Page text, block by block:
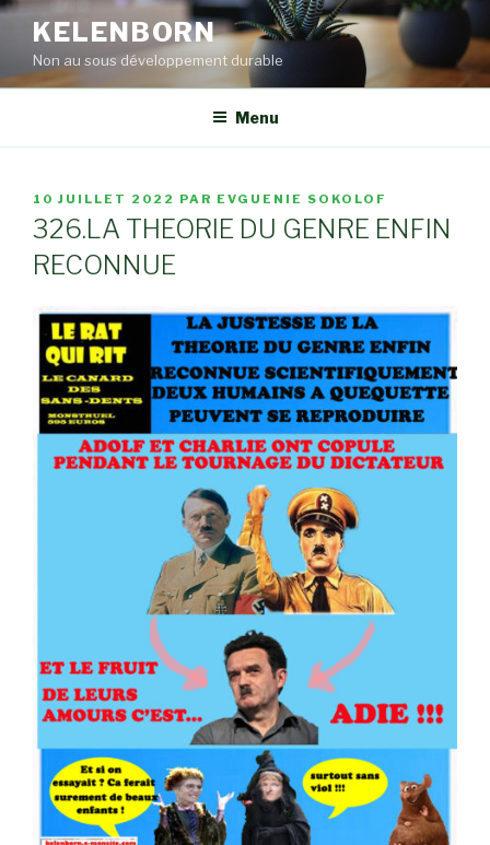
Aller
contenu
principal
KELENBORN
Non au sous développement durable
Menu
PUBLIÉ
LE
10 JUILLET 2022 PAR EVGUENIE SOKOLOF
326.LA THEORIE DU GENRE ENFIN
RECONNUE